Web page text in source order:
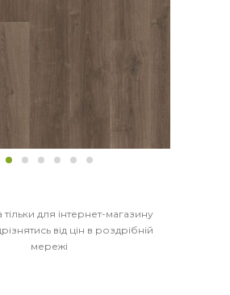
тільки для інтернет-магазину
від цін в роздрібній
мережі